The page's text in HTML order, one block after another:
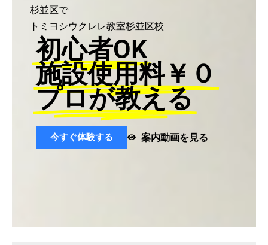
杉並区で
トミヨシウクレレ教室杉並区校
初心者OK
施設使用料￥０
プロが教える
今すぐ体験する 案内動画を見る